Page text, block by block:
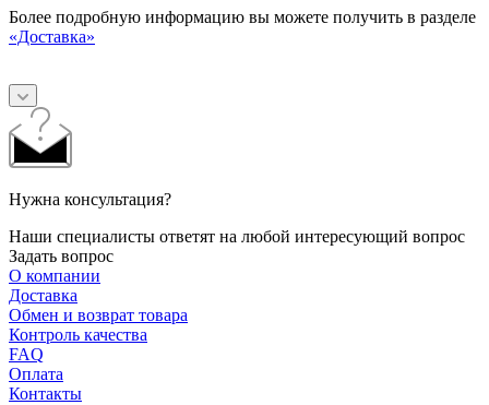
Более подробную информацию вы можете получить в разделе
«Доставка»
Нужна консультация?
Наши специалисты ответят на любой интересующий вопрос
Задать вопрос
О компании
Доставка
Обмен и возврат товара
Контроль качества
FAQ
Оплата
Контакты